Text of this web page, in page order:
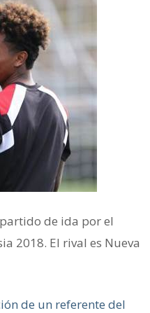
de ida por el
2018. El rival es Nueva
de un referente del